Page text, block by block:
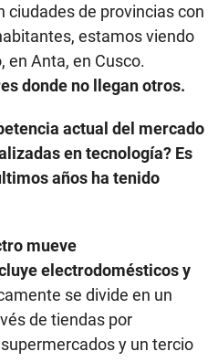
ciudades de provincias con
estamos viendo
en Anta, en Cusco.
donde no llegan otros.
actual del mercado
en tecnología? Es
años ha tenido
mueve
electrodomésticos y
se divide en un
de tiendas por
y un tercio